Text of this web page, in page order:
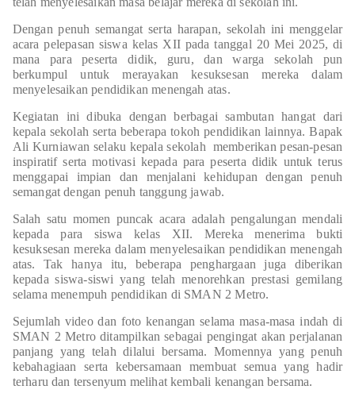
Dengan penuh semangat serta harapan, sekolah ini menggelar
acara pelepasan siswa kelas XII pada tanggal 20 Mei 2025, di
mana para peserta didik, guru, dan warga sekolah pun
berkumpul untuk merayakan kesuksesan mereka dalam
menyelesaikan pendidikan menengah atas.
Kegiatan ini dibuka dengan berbagai sambutan hangat dari
kepala sekolah serta beberapa tokoh pendidikan lainnya. Bapak
Ali Kurniawan selaku kepala sekolah memberikan pesan-pesan
inspiratif serta motivasi kepada para peserta didik untuk terus
menggapai impian dan menjalani kehidupan dengan penuh
semangat dengan penuh tanggung jawab.
Salah satu momen puncak acara adalah pengalungan mendali
kepada para siswa kelas XII. Mereka menerima bukti
kesuksesan mereka dalam menyelesaikan pendidikan menengah
atas. Tak hanya itu, beberapa penghargaan juga diberikan
kepada siswa-siswi yang telah menorehkan prestasi gemilang
selama menempuh pendidikan di SMAN 2 Metro.
Sejumlah video dan foto kenangan selama masa-masa indah di
SMAN 2 Metro ditampilkan sebagai pengingat akan perjalanan
panjang yang telah dilalui bersama. Momennya yang penuh
kebahagiaan serta kebersamaan membuat semua yang hadir
terharu dan tersenyum melihat kembali kenangan bersama.